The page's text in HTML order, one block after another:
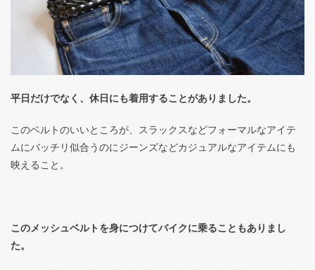
平日だけでなく、休日にも着用することがありました。
このベルトのいいところが、スラックスなどフォーマルなアイテ
ムにバッチリ似合うのにジーンズなどカジュアルなアイテムにも
映えること。
このメッシュベルトを身につけてバイクに乗ることもありまし
た。